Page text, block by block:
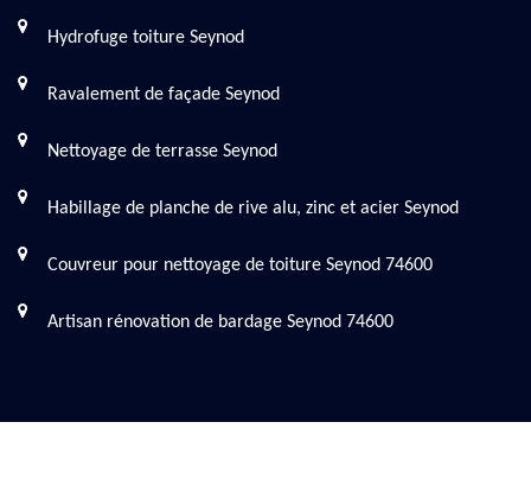
Hydrofuge toiture Seynod
Ravalement de façade Seynod
Nettoyage de terrasse Seynod
Habillage de planche de rive alu, zinc et acier Seynod
Couvreur pour nettoyage de toiture Seynod 74600
Artisan rénovation de bardage Seynod 74600